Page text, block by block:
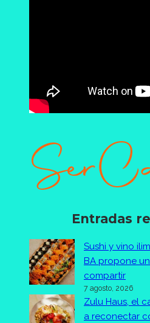
Entradas
Sushi y vino
BA propone
compartir
7 agosto, 2026
Zulu Haus, el
a reconectar